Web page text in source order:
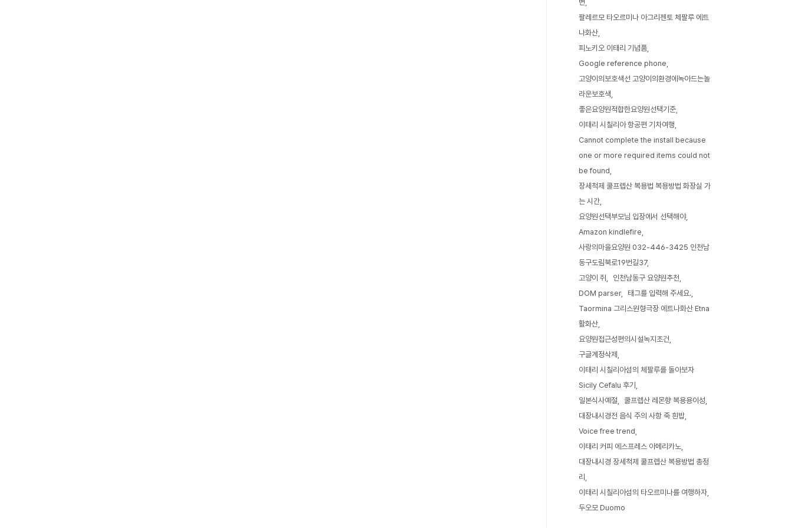
변
팔레르모 타오르미나 아그리젠토 체팔루 에트
나화산
피노키오 이태리 기념품
Google reference phone
고양이의보호색선 고양이의환경에녹아드는놀
라운보호색
좋은요양원적합한요양원선택기준
이태리 시칠리아 항공편 기차여행
Cannot complete the install because
one or more required items could not
be found
장세척제 쿨프렙산 복용법 복용방법 화장실 가
는 시간
요양원선택부모님 입장에서 선택해야
Amazon kindlefire
사랑의마을요양원 032-446-3425 인천남
동구도림북로19번길37
고양이 쥐
인천남동구 요양원추천
DOM parser
태그를 입력해 주세요.
Taormina 그리스원형극장 에트나화산 Etna
활화산
요양원접근성편의시설녹지조건
구글계정삭제
이태리 시칠리아섬의 체팔루를 돌아보자
Sicily Cefalu 후기
일본식사예절
쿨프렙산 레몬향 복용용이성
대장내시경전 음식 주의 사항 죽 흰밥
Voice free trend
이태리 커피 에스프레스 아메리카노
대장내시경 장세척제 쿨프렙산 복용방법 총정
리
이태리 시칠리아섬의 타오르미나를 여행하자
두오모 Duomo